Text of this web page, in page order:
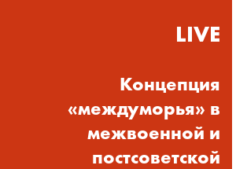
LIVE
Концепция
«междуморья» в
межвоенной и
постсоветской